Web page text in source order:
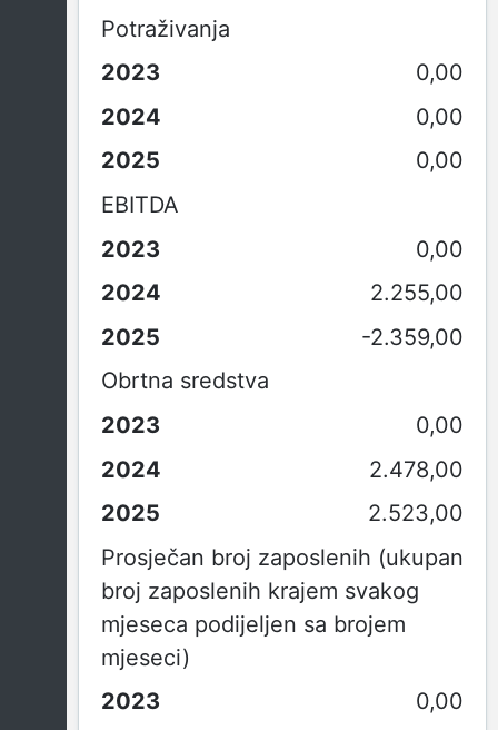
Potraživanja
0,00
0,00
0,00
EBITDA
0,00
2.255,00
-2.359,00
Obrtna sredstva
0,00
2.478,00
2.523,00
Prosječan broj zaposlenih (ukupan
broj zaposlenih krajem svakog
mjeseca podijeljen sa brojem
mjeseci)
0,00